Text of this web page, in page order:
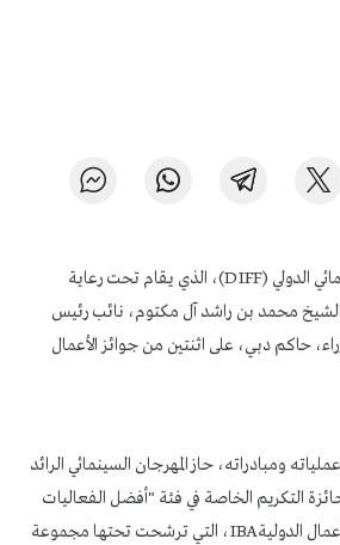
حصل مهرجان دبي السينمائي الدولي (DIFF)، الذي يقام تحت رعاية
محمد بن راشد آل مكتوم، نائب رئيس
حاكم دبي، على اثنتين من جوائز الأعمال
ومبادراته، حاز المهرجان السينمائي الرائد
التكريم الخاصة في فئة "أفضل الفعاليات
الاستهلاكية" من جوائز الأعمال الدوليةIBA، التي ترشحت تحتها مجموعة